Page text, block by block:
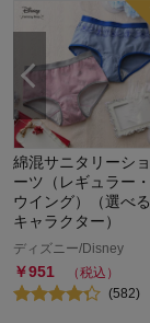
綿混サニタリーショ
ーツ（レギュラー・
ウイング）（選べる
キャラクター）
ディズニー/Disney
￥951
（税込）
(582)